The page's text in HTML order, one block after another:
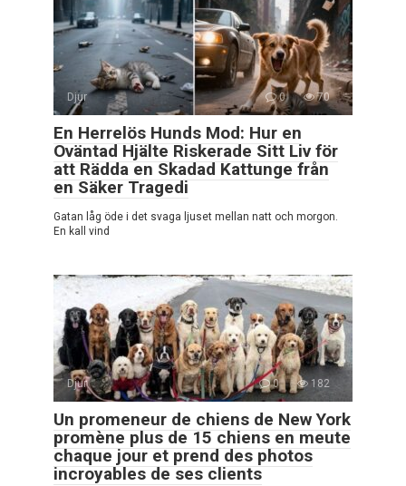
Djur 0 70
En Herrelös Hunds Mod: Hur en
Oväntad Hjälte Riskerade Sitt Liv för
att Rädda en Skadad Kattunge från
en Säker Tragedi
Gatan låg öde i det svaga ljuset mellan natt och morgon.
En kall vind
Djur 0 182
Un promeneur de chiens de New York
promène plus de 15 chiens en meute
chaque jour et prend des photos
incroyables de ses clients